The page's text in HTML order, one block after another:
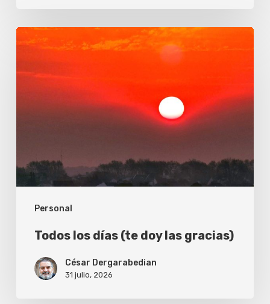
Personal
Todos
días
(te
doy
Todos los días (te doy las gracias)
César Dergarabedian
31 julio, 2026